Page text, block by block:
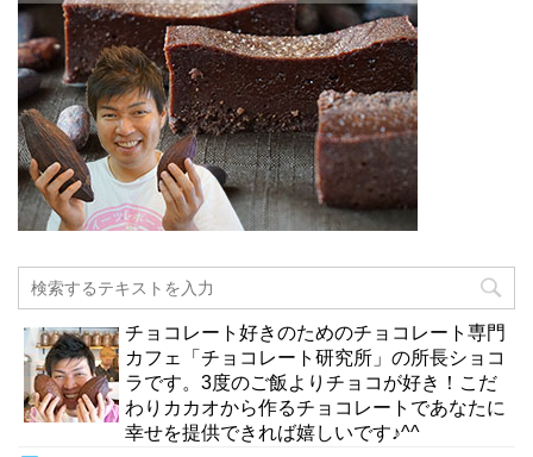
チョコレート好きのためのチョコレート専門
カフェ「チョコレート研究所」の所長ショコ
ラです。3度のご飯よりチョコが好き！こだ
わりカカオから作るチョコレートであなたに
幸せを提供できれば嬉しいです♪^^